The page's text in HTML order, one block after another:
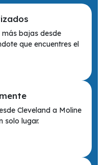
bajas desde
que encuentres el
Cleveland a Moline
solo lugar.